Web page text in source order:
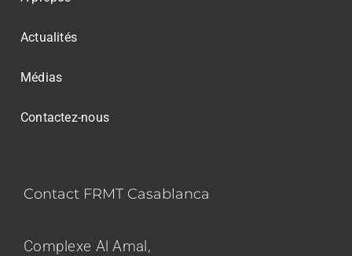
Actualités
Médias
Contactez-nous
Contact FRMT Casablanca
Complexe Al Amal,